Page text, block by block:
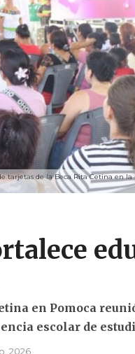
de la Beca Rita Cetina en
en Pomoca
escolar de
2026